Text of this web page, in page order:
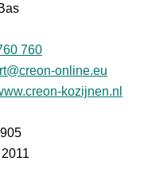
760
online.eu
kozijnen.nl